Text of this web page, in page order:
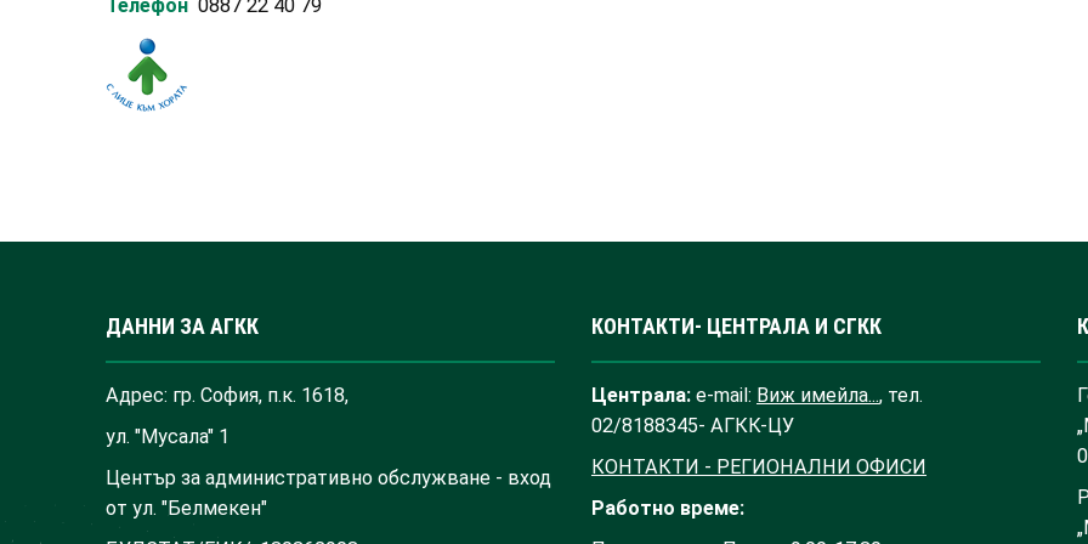
Телефон 0887 22 40 79
ДАННИ ЗА АГКК
Адрес: гр. София, п.к. 1618,
ул. "Мусала" 1
Център за административно обслужване - вход
от ул. "Белмекен"
КОНТАКТИ- ЦЕНТРАЛА И СГКК
Централа: e-mail: Виж имейла..., тел.
02/8188345- АГКК-ЦУ
КОНТАКТИ - РЕГИОНАЛНИ ОФИСИ
Работно време: